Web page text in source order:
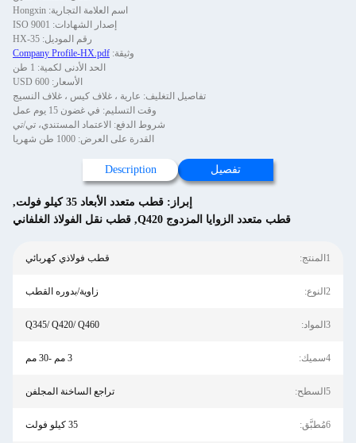
اسم العلامة التجارية: Hongxin
إصدار الشهادات: ISO 9001
رقم الموديل: HX-35
وثيقة: Company Profile-HX.pdf
الحد الأدنى لكمية: 1 طن
الأسعار: 600 USD
تفاصيل التغليف: عارية ، غلاف كيس ، غلاف النسيج
وقت التسليم: في غضون 15 يوم عمل
شروط الدفع: الاعتماد المستندي، تي/تي
القدرة على العرض: 1000 طن شهريا
تفصيل Description
إبراز: قطب متعدد الأبعاد 35 كيلو فولت
,
قطب متعدد الزوايا المزدوج Q420
, قطب نقل الفولاذ الغلفاني
1المنتج: قطب فولاذي كهربائي
2النوع: زاوية/بدوره القطب
3المواد: Q345/ Q420/ Q460
4سميك: 3 مم -30 مم
5السطح: تراجع الساخنة المجلفن
6مُطبَّق: 35 كيلو فولت